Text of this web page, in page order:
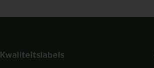
Kwaliteitslabels